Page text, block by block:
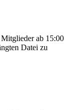
ab 15:00
Datei zu